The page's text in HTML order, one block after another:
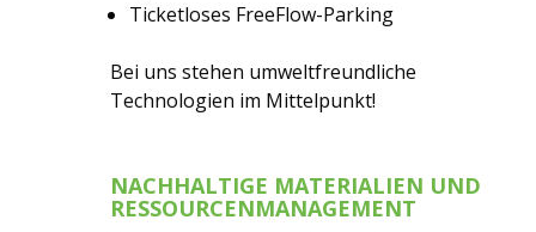
Ticketloses FreeFlow-Parking
Bei uns stehen umweltfreundliche
Technologien im Mittelpunkt!
NACHHALTIGE MATERIALIEN UND
RESSOURCENMANAGEMENT